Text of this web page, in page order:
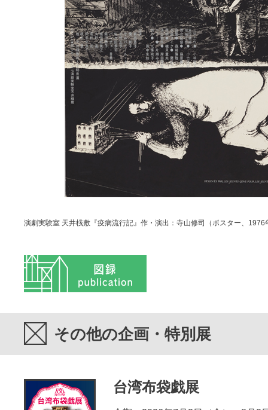
演劇実験室 天井桟敷『疫病流行記』作・演出：寺山修司（ポスター、1976
その他の企画・特別展
台湾布袋戯展